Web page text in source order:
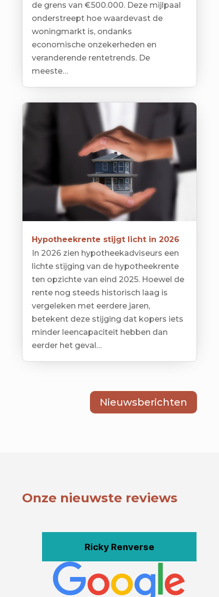
de grens van €500.000. Deze mijlpaal
onderstreept hoe waardevast de
woningmarkt is, ondanks
economische onzekerheden en
veranderende rentetrends. De
meeste…
Hypotheekrente stijgt licht in 2026
In 2026 zien hypotheekadviseurs een
lichte stijging van de hypotheekrente
ten opzichte van eind 2025. Hoewel de
rente nog steeds historisch laag is
vergeleken met eerdere jaren,
betekent deze stijging dat kopers iets
minder leencapaciteit hebben dan
eerder het geval…
Nieuwsberichten
Onze nieuwste reviews